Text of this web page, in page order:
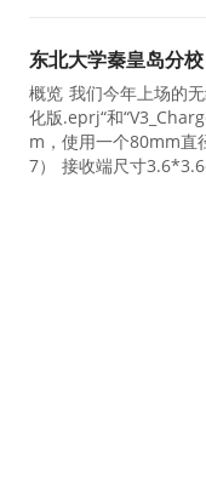
东北大学秦皇岛分
概览 我们今年上场的
化版.eprj“和
m，使用一个80mm直
7） 接收端尺寸